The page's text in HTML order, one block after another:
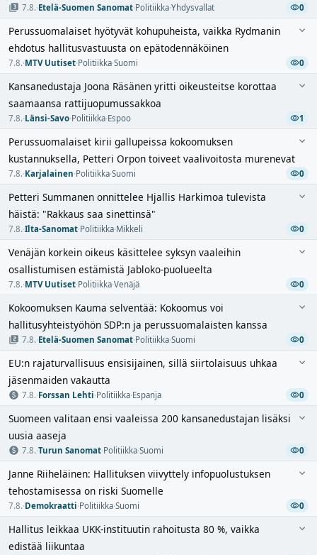
7.8.·Etelä-Suomen Sanomat·Politiikka·Yhdysvallat 0
Perussuomalaiset hyötyvät kohupuheista, vaikka Rydmanin
ehdotus hallitusvastuusta on epätodennäköinen
7.8.·MTV Uutiset·Politiikka·Suomi 0
Kansanedustaja Joona Räsänen yritti oikeusteitse korottaa
saamaansa rattijuopumussakkoa
7.8.·Länsi-Savo·Politiikka·Espoo 1
Perussuomalaiset kirii gallupeissa kokoomuksen
kustannuksella, Petteri Orpon toiveet vaalivoitosta murenevat
7.8.·Karjalainen·Politiikka·Suomi 0
Petteri Summanen onnittelee Hjallis Harkimoa tulevista
häistä: "Rakkaus saa sinettinsä"
7.8.·Ilta-Sanomat·Politiikka·Mikkeli 0
Venäjän korkein oikeus käsittelee syksyn vaaleihin
osallistumisen estämistä Jabloko-puolueelta
7.8.·MTV Uutiset·Politiikka·Venäjä 0
Kokoomuksen Kauma selventää: Kokoomus voi
hallitusyhteistyöhön SDP:n ja perussuomalaisten kanssa
7.8.·Etelä-Suomen Sanomat·Politiikka·Suomi 0
EU:n rajaturvallisuus ensisijainen, sillä siirtolaisuus uhkaa
jäsenmaiden vakautta
7.8.·Forssan Lehti·Politiikka·Espanja 0
Suomeen valitaan ensi vaaleissa 200 kansanedustajan lisäksi
uusia aaseja
7.8.·Turun Sanomat·Politiikka·Suomi 0
Janne Riiheläinen: Hallituksen viivyttely infopuolustuksen
tehostamisessa on riski Suomelle
7.8.·Demokraatti·Politiikka·Suomi 0
Hallitus leikkaa UKK-instituutin rahoitusta 80 %, vaikka
edistää liikuntaa